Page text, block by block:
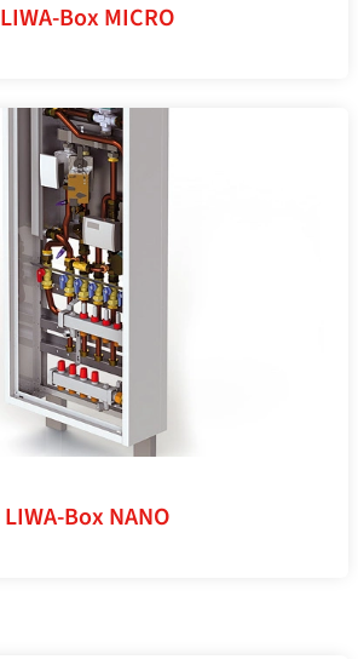
LIWA-Box MICRO
LIWA-Box NANO